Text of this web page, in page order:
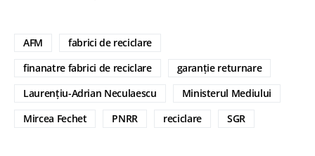
AFM
fabrici de reciclare
finanatre fabrici de reciclare
garanție returnare
Laurențiu-Adrian Neculaescu
Ministerul Mediului
Mircea Fechet
PNRR reciclare SGR